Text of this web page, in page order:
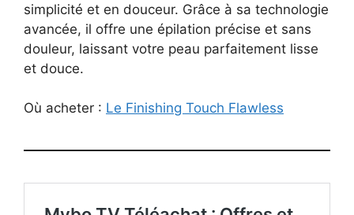
simplicité et en douceur. Grâce à sa technologie
avancée, il offre une épilation précise et sans
douleur, laissant votre peau parfaitement lisse
et douce.
Où acheter : Le Finishing Touch Flawless